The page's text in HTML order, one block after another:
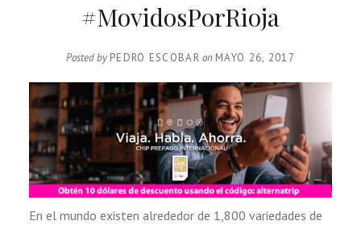
#MovidosPorRioja
Posted by PEDRO ESCOBAR on MAYO 26, 2017
En el mundo existen alrededor de 1,800 variedades de